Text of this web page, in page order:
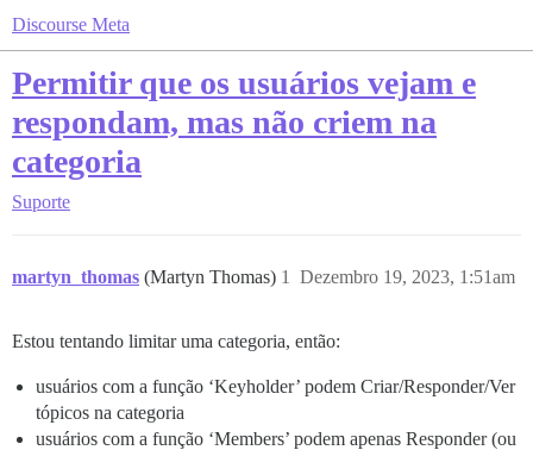
Discourse Meta
Permitir que os usuários vejam e
respondam, mas não criem na
categoria
Suporte
martyn_thomas (Martyn Thomas) Dezembro 19, 2023, 1:51am
1
Estou tentando limitar uma categoria, então:
usuários com a função ‘Keyholder’ podem Criar/Responder/Ver
tópicos na categoria
usuários com a função ‘Members’ podem apenas Responder (ou